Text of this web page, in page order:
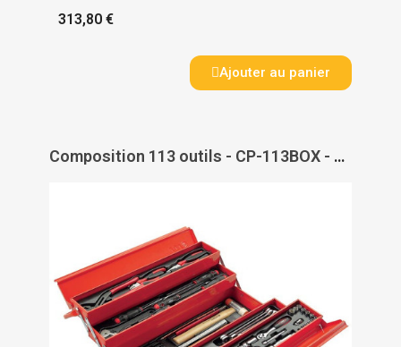
313,80 €
Ajouter au panier
Composition 113 outils - CP-113BOX - SAM OUTILLAGE